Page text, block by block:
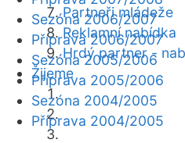
Partneři mládeže
Reklamní nabídka
Hrdý partner -
Žijeme
Sezóna 2006/2007
Příprava 2006/2007
Sezóna 2005/2006
Příprava 2005/2006
Sezóna 2004/2005
Příprava 2004/2005